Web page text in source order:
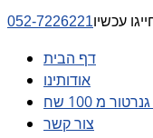
עכשיו052-7226221
דף הבית
אודותינו
מ 100 שח
צור קשר